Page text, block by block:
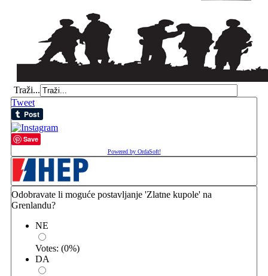
Traži...
Tweet
Save
Powered by OrdaSoft!
Odobravate li moguće postavljanje 'Zlatne kupole' na
Grenlandu?
NE
Votes: (0%)
DA